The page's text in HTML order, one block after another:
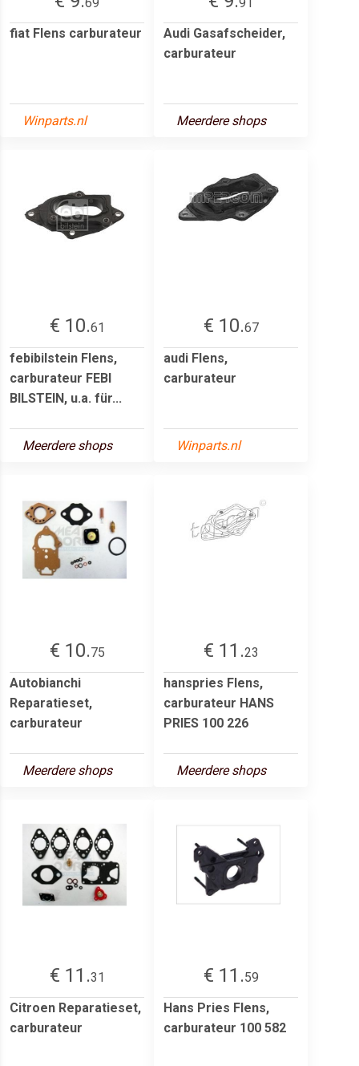
fiat Flens carburateur
Winparts.nl
Audi Gasafscheider,
carburateur
Meerdere shops
€ 10.61
febibilstein Flens,
carburateur FEBI
BILSTEIN, u.a. für...
Meerdere shops
€ 10.67
audi Flens,
carburateur
Winparts.nl
€ 10.75
Autobianchi
Reparatieset,
carburateur
Meerdere shops
€ 11.23
hanspries Flens,
carburateur HANS
PRIES 100 226
Meerdere shops
€ 11.31
Citroen Reparatieset,
carburateur
€ 11.59
Hans Pries Flens,
carburateur 100 582